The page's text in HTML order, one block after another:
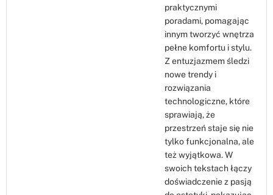
praktycznymi
poradami, pomagając
innym tworzyć wnętrza
pełne komfortu i stylu.
Z entuzjazmem śledzi
nowe trendy i
rozwiązania
technologiczne, które
sprawiają, że
przestrzeń staje się nie
tylko funkcjonalna, ale
też wyjątkowa. W
swoich tekstach łączy
doświadczenie z pasją